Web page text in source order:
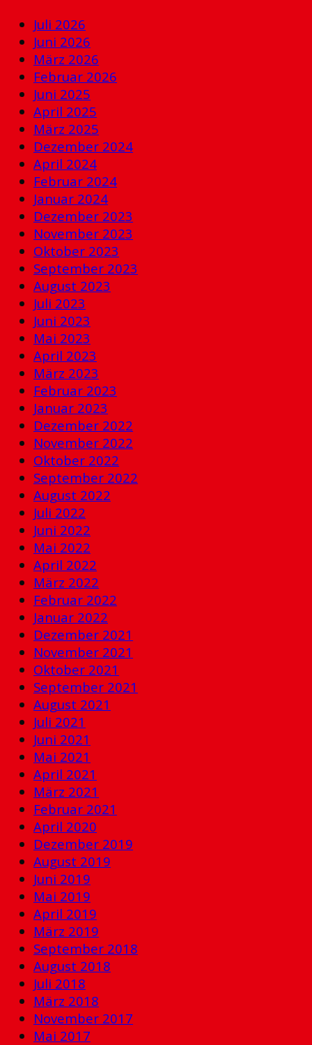
Juli 2026
Juni 2026
März 2026
Februar 2026
Juni 2025
April 2025
März 2025
Dezember 2024
April 2024
Februar 2024
Januar 2024
Dezember 2023
November 2023
Oktober 2023
September 2023
August 2023
Juli 2023
Juni 2023
Mai 2023
April 2023
März 2023
Februar 2023
Januar 2023
Dezember 2022
November 2022
Oktober 2022
September 2022
August 2022
Juli 2022
Juni 2022
Mai 2022
April 2022
März 2022
Februar 2022
Januar 2022
Dezember 2021
November 2021
Oktober 2021
September 2021
August 2021
Juli 2021
Juni 2021
Mai 2021
April 2021
März 2021
Februar 2021
April 2020
Dezember 2019
August 2019
Juni 2019
Mai 2019
April 2019
März 2019
September 2018
August 2018
Juli 2018
März 2018
November 2017
Mai 2017